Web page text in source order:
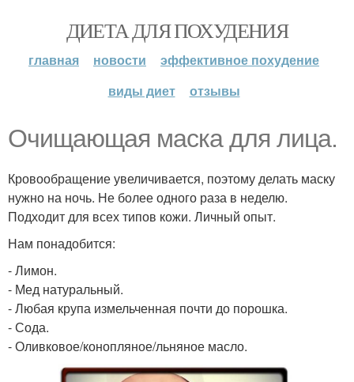
ДИЕТА ДЛЯ ПОХУДЕНИЯ
главная новости
эффективное похудение
виды диет
отзывы
Очищающая маска для лица.
Кровообращение увеличивается, поэтому делать маску
нужно на ночь. Не более одного раза в неделю.
Подходит для всех типов кожи. Личный опыт.
Нам понадобится:
- Лимон.
- Мед натуральный.
- Любая крупа измельченная почти до порошка.
- Сода.
- Оливковое/конопляное/льняное масло.